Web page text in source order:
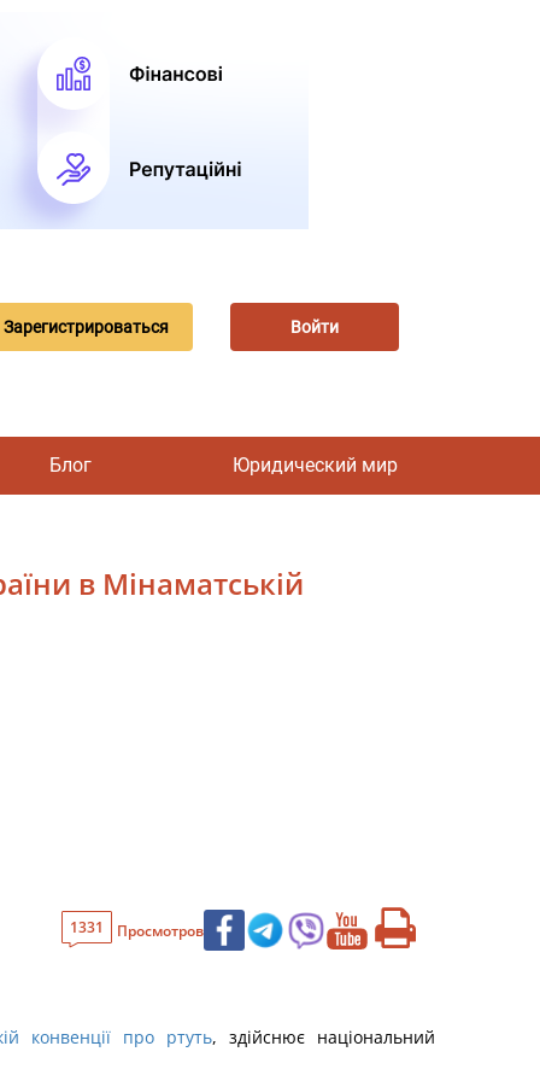
Зарегистрироваться Войти
Блог Юридический мир
в Мінаматській
1331 Просмотров
конвенції про ртуть, здійснює національний